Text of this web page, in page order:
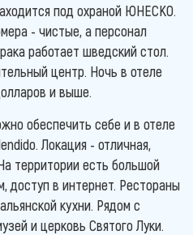
под охраной ЮНЕСКО.
- чистые, а персонал
работает шведский стол.
центр. Ночь в отеле
и выше.
обеспечить себе и в отеле
Локация - отличная,
территории есть большой
доступ в интернет. Рестораны
кухни. Рядом с
и церковь Святого Луки.